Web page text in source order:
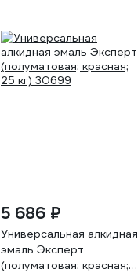
5 686 ₽
Универсальная алкидная
эмаль Эксперт
(полуматовая; красная;